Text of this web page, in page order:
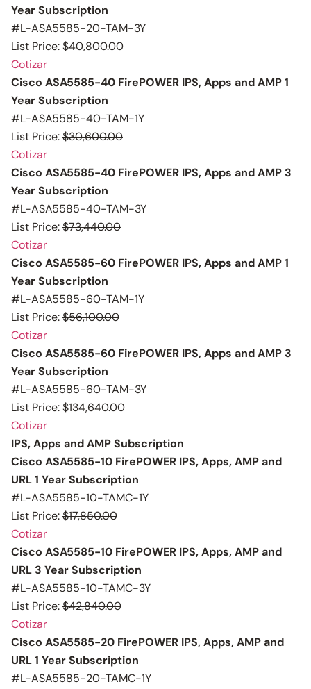
Year Subscription
#L-ASA5585-20-TAM-3Y
List Price:$40,800.00
Cotizar
Cisco ASA5585-40 FirePOWER IPS, Apps and AMP 1
Year Subscription
#L-ASA5585-40-TAM-1Y
List Price:$30,600.00
Cotizar
Cisco ASA5585-40 FirePOWER IPS, Apps and AMP 3
Year Subscription
#L-ASA5585-40-TAM-3Y
List Price:$73,440.00
Cotizar
Cisco ASA5585-60 FirePOWER IPS, Apps and AMP 1
Year Subscription
#L-ASA5585-60-TAM-1Y
List Price:$56,100.00
Cotizar
Cisco ASA5585-60 FirePOWER IPS, Apps and AMP 3
Year Subscription
#L-ASA5585-60-TAM-3Y
List Price:$134,640.00
Cotizar
IPS, Apps and AMP Subscription
Cisco ASA5585-10 FirePOWER IPS, Apps, AMP and
URL 1 Year Subscription
#L-ASA5585-10-TAMC-1Y
List Price:$17,850.00
Cotizar
Cisco ASA5585-10 FirePOWER IPS, Apps, AMP and
URL 3 Year Subscription
#L-ASA5585-10-TAMC-3Y
List Price:$42,840.00
Cotizar
Cisco ASA5585-20 FirePOWER IPS, Apps, AMP and
URL 1 Year Subscription
#L-ASA5585-20-TAMC-1Y